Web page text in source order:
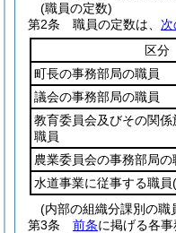
(職員の定数)
第2条
職員の定数は、
区分
町長の事務部局の職員
議会の事務部局の職員
教育委員会及びその関
職員
農業委員会の事務部局の
水道事業に従事する職員
(内部の組織分課別の職
第3条
前条に掲げる各